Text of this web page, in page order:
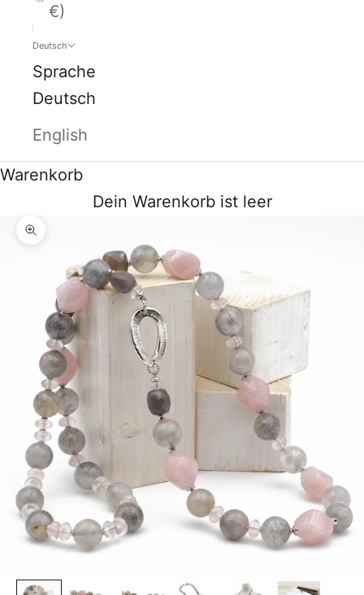
€)
Deutsch
Sprache
Deutsch
English
Warenkorb
Dein Warenkorb ist leer
Bild vergrößern